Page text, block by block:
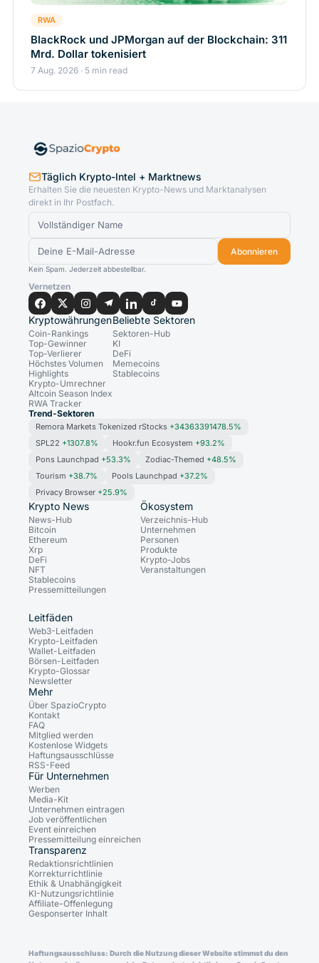
RWA
BlackRock und JPMorgan auf der Blockchain: 311
Mrd. Dollar tokenisiert
7 Aug. 2026 · 5 min read
Täglich Krypto-Intel + Marktnews
Erhalten Sie die neuesten Krypto-News und Marktanalysen
direkt in Ihr Postfach.
Abonnieren
Kein Spam. Jederzeit abbestellbar.
Vernetzen
Kryptowährungen
Coin-Rankings
Top-Gewinner
Top-Verlierer
Höchstes Volumen
Highlights
Krypto-Umrechner
Altcoin Season Index
RWA Tracker
Beliebte Sektoren
Sektoren-Hub
KI
DeFi
Memecoins
Stablecoins
Trend-Sektoren
Remora Markets Tokenized rStocks +34363391478.5%
SPL22 +1307.8% Hookr.fun Ecosystem +93.2%
Pons Launchpad +53.3% Zodiac-Themed +48.5%
Tourism +38.7% Pools Launchpad +37.2%
Privacy Browser +25.9%
Krypto News
News-Hub
Bitcoin
Ethereum
Xrp
DeFi
NFT
Stablecoins
Pressemitteilungen
Ökosystem
Verzeichnis-Hub
Unternehmen
Personen
Produkte
Krypto-Jobs
Veranstaltungen
Leitfäden
Web3-Leitfaden
Krypto-Leitfaden
Wallet-Leitfaden
Börsen-Leitfaden
Krypto-Glossar
Newsletter
Mehr
Über SpazioCrypto
Kontakt
FAQ
Mitglied werden
Kostenlose Widgets
Haftungsausschlüsse
RSS-Feed
Für Unternehmen
Werben
Media-Kit
Unternehmen eintragen
Job veröffentlichen
Event einreichen
Pressemitteilung einreichen
Transparenz
Redaktionsrichtlinien
Korrekturrichtlinie
Ethik & Unabhängigkeit
KI-Nutzungsrichtlinie
Affiliate-Offenlegung
Gesponserter Inhalt
Haftungsausschluss: Durch die Nutzung dieser Website stimmst du den